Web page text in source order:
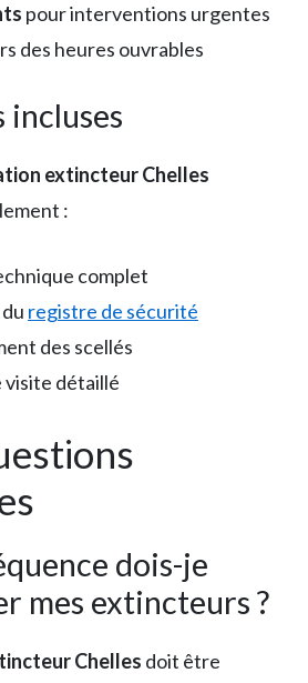
pour interventions urgentes
des heures ouvrables
incluses
extincteur Chelles
:
complet
registre de sécurité
des scellés
visite détaillé
dois-je
mes extincteurs ?
Chelles doit être